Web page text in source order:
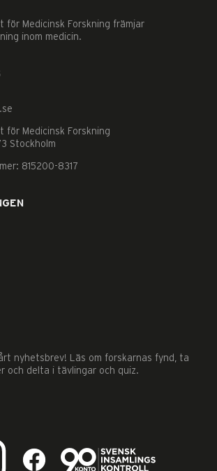
för Medicinsk Forskning främjar
inom medicin.
för Medicinsk Forskning
Stockholm
815200-8317
nyhetsbrev! Läs om forskarnas fynd, ta
och delta i tävlingar och quiz.